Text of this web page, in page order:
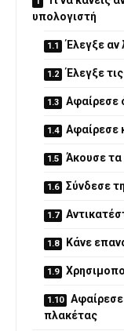
υπολογιστή
Έλεγξε αν
Έλεγξε
Αφαίρεσε
Αφαίρεσε
Άκουσε τα
Σύνδεσε
Κάνε
Αφαίρεσε
πλακέτας